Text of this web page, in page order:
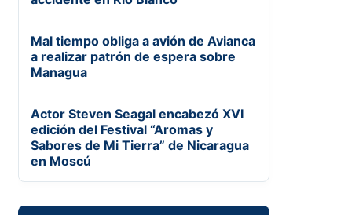
Mal tiempo obliga a avión de Avianca
a realizar patrón de espera sobre
Managua
Actor Steven Seagal encabezó XVI
edición del Festival “Aromas y
Sabores de Mi Tierra” de Nicaragua
en Moscú